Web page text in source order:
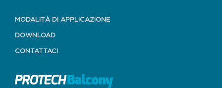
MODALITÀ DI APPLICAZIONE
DOWNLOAD
CONTATTACI